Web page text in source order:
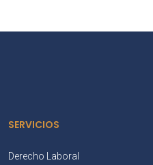
SERVICIOS
Derecho Laboral